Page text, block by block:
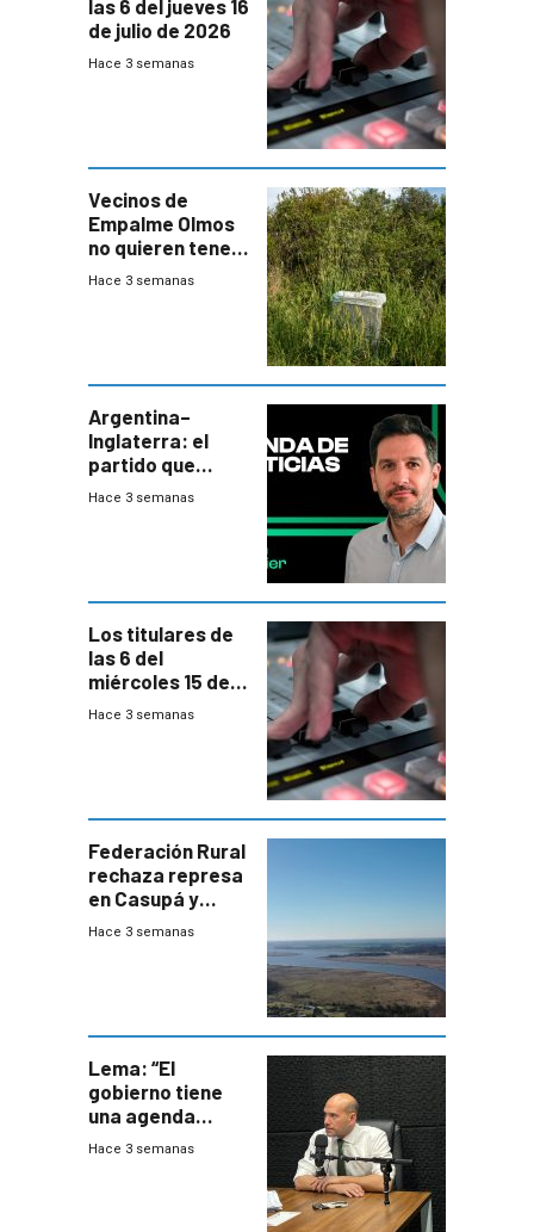
las 6 del jueves 16
de julio de 2026
Hace 3 semanas
Vecinos de
Empalme Olmos
no quieren tener
cerca una planta
departamental
Hace 3 semanas
Argentina–
Inglaterra: el
partido que
nunca termina
Hace 3 semanas
Los titulares de
las 6 del
miércoles 15 de
julio de 2026
Hace 3 semanas
Federación Rural
rechaza represa
en Casupá y
firma demanda
Hace 3 semanas
Lema: “El
gobierno tiene
una agenda
destructiva”
Hace 3 semanas